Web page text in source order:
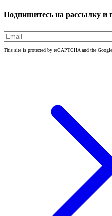
Подпишитесь на рассылку и
This site is protected by reCAPTCHA and the Google